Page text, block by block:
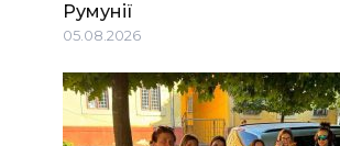
Румунії
05.08.2026